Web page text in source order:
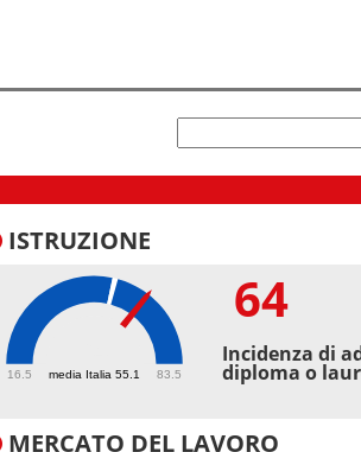
ISTRUZIONE
media Italia 55.1
16.5 83.5
64
Incidenza di
diploma o
MERCATO DEL LAVORO